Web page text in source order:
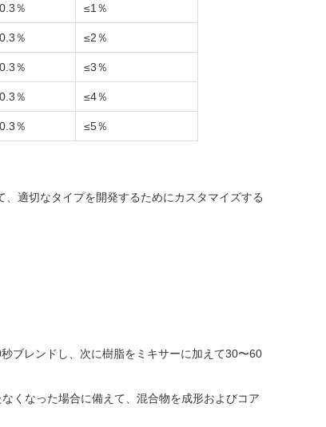
％ ≤1％
％ ≤2％
％ ≤3％
％ ≤4％
％ ≤5％
適切なタイプを開発するためにカスタマイズする
ブレンドし、次に樹脂をミキサーに加えて30〜60
くなった場合に備えて、混合物を成形およびコア